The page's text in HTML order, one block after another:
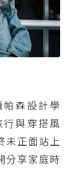
森設計學
與穿搭風
未正面站上
分享家庭時